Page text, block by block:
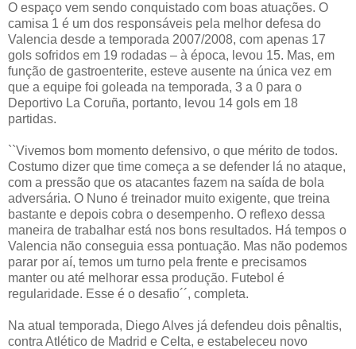
O espaço vem sendo conquistado com boas atuações. O
camisa 1 é um dos responsáveis pela melhor defesa do
Valencia desde a temporada 2007/2008, com apenas 17
gols sofridos em 19 rodadas – à época, levou 15. Mas, em
função de gastroenterite, esteve ausente na única vez em
que a equipe foi goleada na temporada, 3 a 0 para o
Deportivo La Coruña, portanto, levou 14 gols em 18
partidas.
``Vivemos bom momento defensivo, o que mérito de todos.
Costumo dizer que time começa a se defender lá no ataque,
com a pressão que os atacantes fazem na saída de bola
adversária. O Nuno é treinador muito exigente, que treina
bastante e depois cobra o desempenho. O reflexo dessa
maneira de trabalhar está nos bons resultados. Há tempos o
Valencia não conseguia essa pontuação. Mas não podemos
parar por aí, temos um turno pela frente e precisamos
manter ou até melhorar essa produção. Futebol é
regularidade. Esse é o desafio´´, completa.
Na atual temporada, Diego Alves já defendeu dois pênaltis,
contra Atlético de Madrid e Celta, e estabeleceu novo